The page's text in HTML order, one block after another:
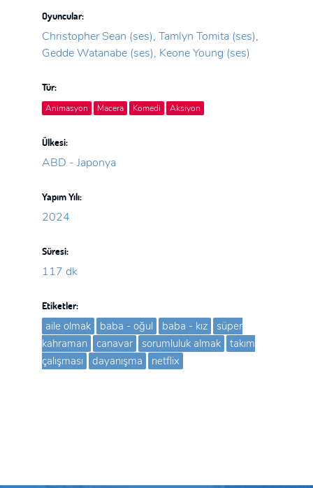
Oyuncular:
Christopher Sean (ses), Tamlyn Tomita (ses),
Gedde Watanabe (ses), Keone Young (ses)
Tür:
Animasyon Macera Komedi Aksiyon
Ülkesi:
ABD - Japonya
Yapım Yılı:
2024
Süresi:
117 dk
Etiketler:
aile olmak baba - oğul baba - kız
süper
kahraman
canavar sorumluluk almak
takım
çalışması
dayanışma netflix